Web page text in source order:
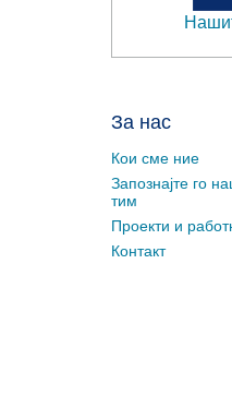
За нас
Кои сме ние
Запознајте го
тим
Проекти и
Контакт